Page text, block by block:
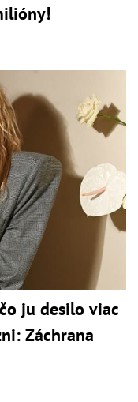
ju desilo viac
Záchrana